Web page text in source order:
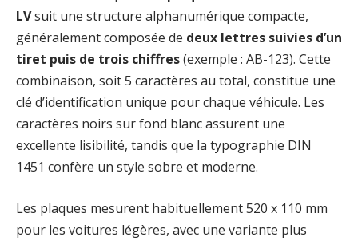
LVsuit une structure alphanumérique compacte,
généralement composée de deux lettres suivies d’un
tiret puis de trois chiffres(exemple : AB-123). Cette
combinaison, soit 5 caractères au total, constitue une
clé d’identification unique pour chaque véhicule. Les
caractères noirs sur fond blanc assurent une
excellente lisibilité, tandis que la typographie DIN
1451 confère un style sobre et moderne.
Les plaques mesurent habituellement 520 x 110 mm
pour les voitures légères, avec une variante plus